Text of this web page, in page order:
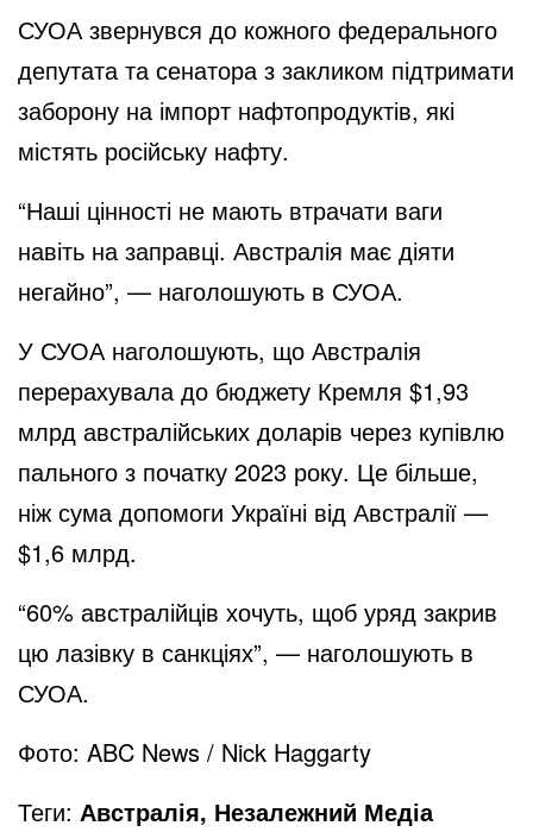
СУОА звернувся до кожного федерального
депутата та сенатора з закликом підтримати
заборону на імпорт нафтопродуктів, які
містять російську нафту.
“Наші цінності не мають втрачати ваги
навіть на заправці. Австралія має діяти
негайно”, — наголошують в СУОА.
У СУОА наголошують, що Австралія
перерахувала до бюджету Кремля $1,93
млрд австралійських доларів через купівлю
пального з початку 2023 року. Це більше,
ніж сума допомоги Україні від Австралії —
$1,6 млрд.
“60% австралійців хочуть, щоб уряд закрив
цю лазівку в санкціях”, — наголошують в
СУОА.
Фото: ABC News / Nick Haggarty
Теги: Австралія, Незалежний Медіа